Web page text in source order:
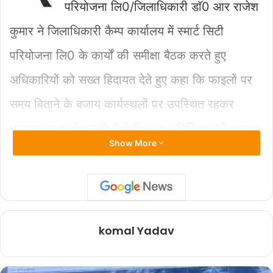
o
o
p
p
n
k
परियोजना लि0/जिलाधिकारी डाॅ0 आर राजेश
कुमार ने जिलाधिकारी कैम्प कार्यालय में स्मार्ट सिटी
परियोजना लि0 के कार्यों की समीक्षा बैठक करते हुए
अधिकारियों को सख्त हिदायत देते हुए कहा कि फाइलों पर
समय बिताने के बजाय कार्यस्थलों पर उपस्थित रहकर
धरातल पर कार्य प्रगति में तेजी लाना सुनिश्चित करें। साथ
ही कार्यदायी संस्थाओं को कार्य प्रणाली में सुधार लाते हुए
कार्यों की गुणवत्ता एवं समयबद्धता के प्रति गम्भीर रहने को
कहा। उन्होंने पल्टन बाजार में संचालित निर्माण कार्य में तेजी
लाने हेतु स्मार्ट सिटी के एजीएम वाटरवक्र्स को मौके पर
Show More
komal Yadav